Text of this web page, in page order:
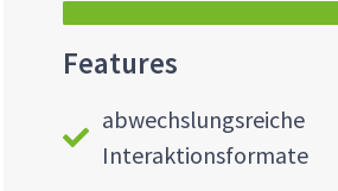
Features
abwechslungsreiche
Interaktionsformate